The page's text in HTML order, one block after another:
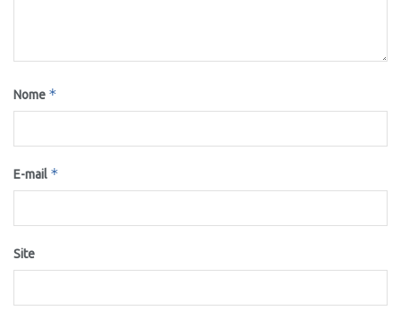
Nome *
E-mail *
Site